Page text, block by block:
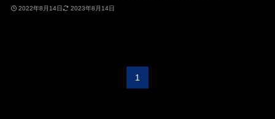
2022年8月14日 2023年8月14日
1